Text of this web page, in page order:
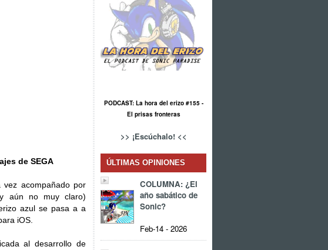
de SEGA
acompañado por
aún no muy claro)
azul se pasa a a
iOS.
al desarrollo de
PODCAST: La hora del erizo #155 -
El prisas fronteras
>> ¡Escúchalo! <<
ÚLTIMAS OPINIONES
COLUMNA: ¿El
año sabático de
Sonic?
Feb-14 - 2026